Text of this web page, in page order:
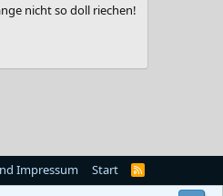
nicht so doll riechen!
Impressum Start
R